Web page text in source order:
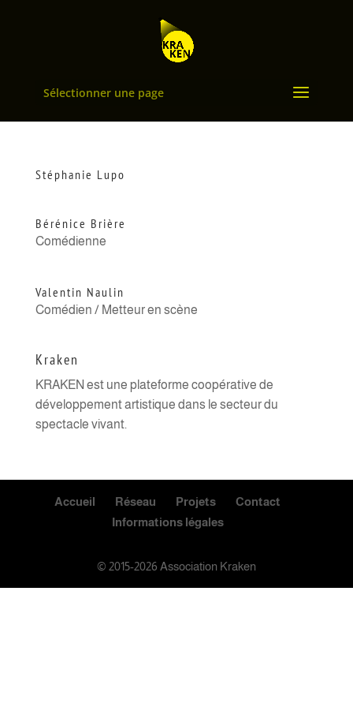
Sélectionner une page
Stéphanie Lupo
Bérénice Brière
Comédienne
Valentin Naulin
Comédien / Metteur en scène
Kraken
KRAKEN est une plateforme coopérative de
développement artistique dans le secteur du
spectacle vivant.
Accueil Réseau Projets
Contact
Informations légales
© 2015-2026 Association Kraken